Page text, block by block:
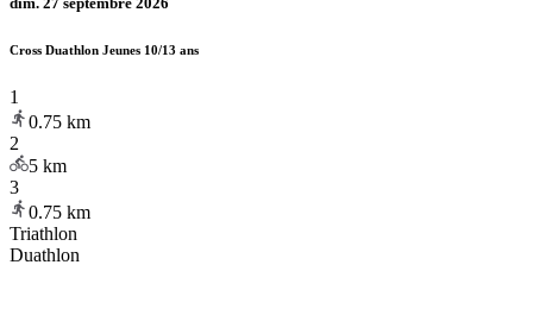
Cross Duathlon Jeunes 10/13 ans
1
0.75 km
2
5 km
3
0.75 km
Triathlon
Duathlon